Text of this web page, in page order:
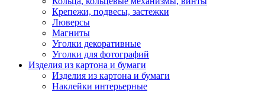
Крепежи, подвесы, застежки
Люверсы
Магниты
Уголки декоративные
Уголки для фотографий
Изделия из картона и бумаги
Изделия из картона и бумаги
Наклейки интерьерные